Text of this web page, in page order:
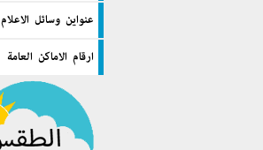
عنواين وسائل الاعلام
ارقام الاماكن العامة